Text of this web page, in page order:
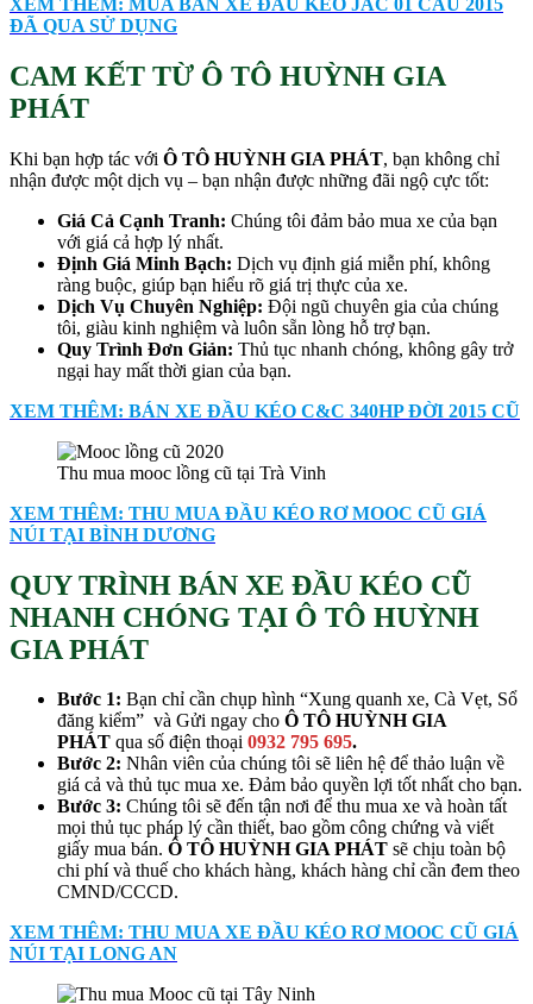
ĐÃ QUA SỬ DỤNG
CAM KẾT TỪ Ô TÔ HUỲNH GIA
PHÁT
Khi bạn hợp tác với Ô TÔ HUỲNH GIA PHÁT, bạn không chỉ
nhận được một dịch vụ – bạn nhận được những đãi ngộ cực tốt:
Giá Cả Cạnh Tranh: Chúng tôi đảm bảo mua xe của bạn
với giá cả hợp lý nhất.
Định Giá Minh Bạch: Dịch vụ định giá miễn phí, không
ràng buộc, giúp bạn hiểu rõ giá trị thực của xe.
Dịch Vụ Chuyên Nghiệp: Đội ngũ chuyên gia của chúng
tôi, giàu kinh nghiệm và luôn sẵn lòng hỗ trợ bạn.
Quy Trình Đơn Giản: Thủ tục nhanh chóng, không gây trở
ngại hay mất thời gian của bạn.
XEM THÊM: BÁN XE ĐẦU KÉO C&C 340HP ĐỜI 2015 CŨ
Thu mua mooc lồng cũ tại Trà Vinh
XEM THÊM: THU MUA ĐẦU KÉO RƠ MOOC CŨ GIÁ
NÚI TẠI BÌNH DƯƠNG
QUY TRÌNH BÁN XE ĐẦU KÉO CŨ
NHANH CHÓNG TẠI Ô TÔ HUỲNH
GIA PHÁT
Bước 1: Bạn chỉ cần chụp hình “Xung quanh xe, Cà Vẹt, Sổ
đăng kiểm” và Gửi ngay cho Ô TÔ HUỲNH GIA
PHÁT qua số điện thoại 0932 795 695.
Bước 2: Nhân viên của chúng tôi sẽ liên hệ để thảo luận về
giá cả và thủ tục mua xe. Đảm bảo quyền lợi tốt nhất cho bạn.
Bước 3: Chúng tôi sẽ đến tận nơi để thu mua xe và hoàn tất
mọi thủ tục pháp lý cần thiết, bao gồm công chứng và viết
giấy mua bán. Ô TÔ HUỲNH GIA PHÁT sẽ chịu toàn bộ
chi phí và thuế cho khách hàng, khách hàng chỉ cần đem theo
CMND/CCCD.
XEM THÊM: THU MUA XE ĐẦU KÉO RƠ MOOC CŨ GIÁ
NÚI TẠI LONG AN